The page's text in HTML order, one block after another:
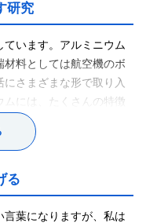
研究
います。アルミニウム
料としては航空機のボ
さまざまな形で取り入
ムには、たくさんの特徴
ます。その可能性を引
んアルミニウム単独で
料をつくるという形で
アルミニウムと酸素が
ンドに次ぐくらい硬く
る
葉になりますが、私は